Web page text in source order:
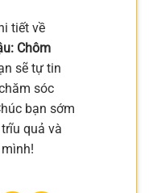
tiết về
Chôm
sẽ tự tin
sóc
bạn sớm
quả và